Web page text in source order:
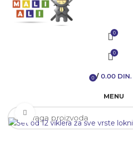
0
0
0 / 0.00 DIN.
MENU